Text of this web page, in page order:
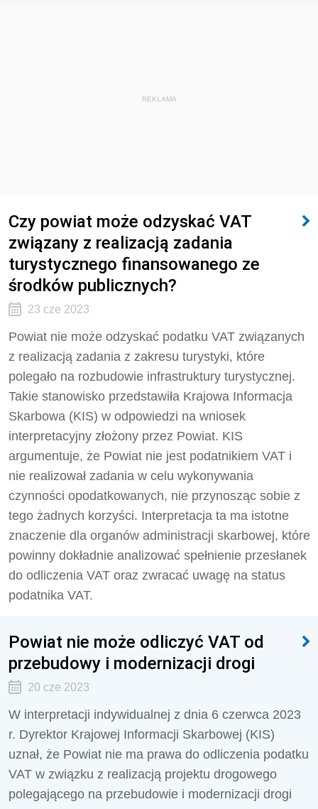
REKLAMA
Czy powiat może odzyskać VAT
związany z realizacją zadania
turystycznego finansowanego ze
środków publicznych?
23 cze 2023
Powiat nie może odzyskać podatku VAT związanych
z realizacją zadania z zakresu turystyki, które
polegało na rozbudowie infrastruktury turystycznej.
Takie stanowisko przedstawiła Krajowa Informacja
Skarbowa (KIS) w odpowiedzi na wniosek
interpretacyjny złożony przez Powiat. KIS
argumentuje, że Powiat nie jest podatnikiem VAT i
nie realizował zadania w celu wykonywania
czynności opodatkowanych, nie przynosząc sobie z
tego żadnych korzyści. Interpretacja ta ma istotne
znaczenie dla organów administracji skarbowej, które
powinny dokładnie analizować spełnienie przesłanek
do odliczenia VAT oraz zwracać uwagę na status
podatnika VAT.
Powiat nie może odliczyć VAT od
przebudowy i modernizacji drogi
20 cze 2023
W interpretacji indywidualnej z dnia 6 czerwca 2023
r. Dyrektor Krajowej Informacji Skarbowej (KIS)
uznał, że Powiat nie ma prawa do odliczenia podatku
VAT w związku z realizacją projektu drogowego
polegającego na przebudowie i modernizacji drogi